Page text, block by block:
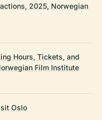
2025, Norwegian
Hours, Tickets, and
Film Institute
Oslo